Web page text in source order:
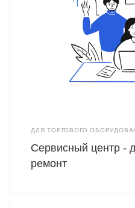
ДЛЯ ТОРГОВОГО
Сервисный центр -
ремонт